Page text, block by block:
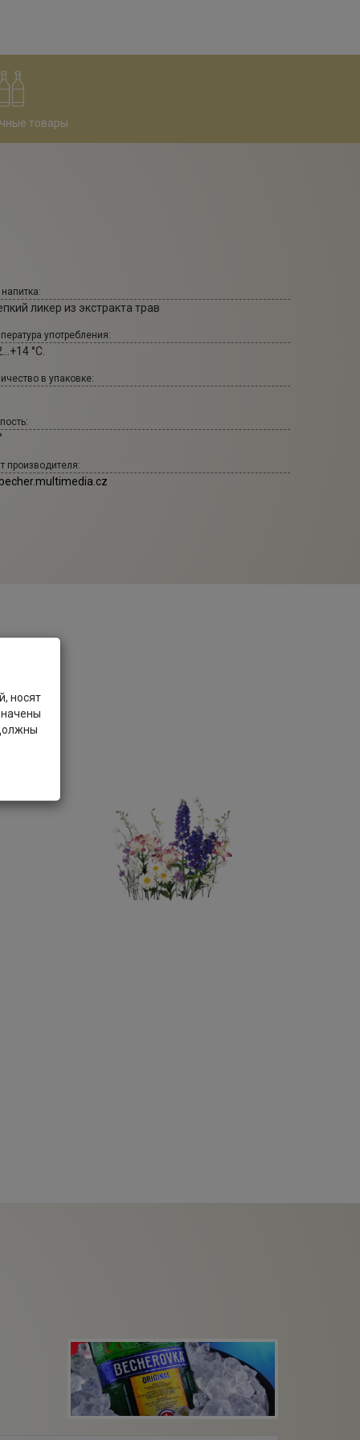
товары
ликер из экстракта трав
употребления:
°С.
в упаковке:
производителя:
носят